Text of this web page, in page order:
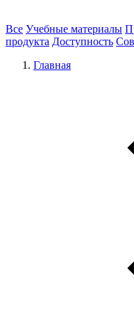
Все Учебные материалы
продукта Доступность
Главная